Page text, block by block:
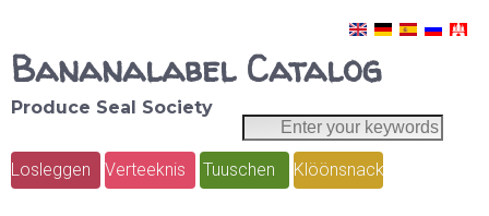
to
main
Bananalabel Catalog
Produce Seal Society
e
n
t
M
Losleggen Verteeknis Tuuschen Klöönsnack